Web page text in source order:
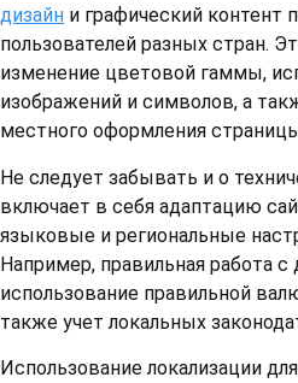
дизайн и графический контент
пользователей разных стран.
изменение цветовой гаммы,
изображений и символов, а
местного оформления
Не следует забывать и о
включает в себя адаптацию
языковые и региональные
Например, правильная работа
использование правильной
также учет локальных
Использование локализации